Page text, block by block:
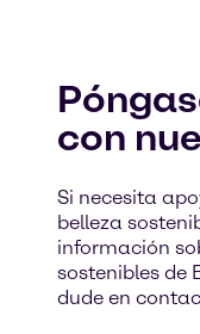
con
Si necesita
belleza
información
sostenibles de
dude en